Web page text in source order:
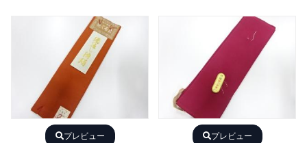
プレビュー プレビュー